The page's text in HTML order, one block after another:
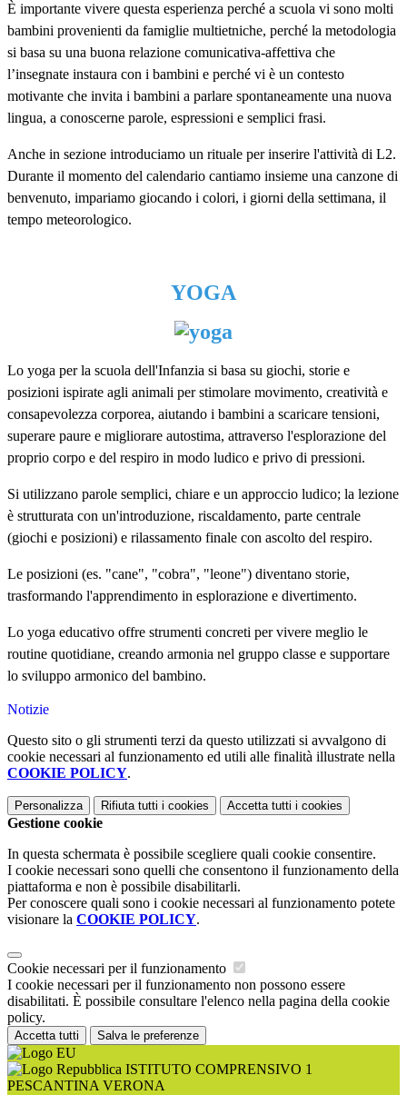
È importante vivere questa esperienza perché a scuola vi sono molti
bambini provenienti da famiglie multietniche, perché la metodologia
si basa su una buona relazione comunicativa-affettiva che
l’insegnate instaura con i bambini e perché vi è un contesto
motivante che invita i bambini a parlare spontaneamente una nuova
lingua, a conoscerne parole, espressioni e semplici frasi.
Anche in sezione introduciamo un rituale per inserire l'attività di L2.
Durante il momento del calendario cantiamo insieme una canzone di
benvenuto, impariamo giocando i colori, i giorni della settimana, il
tempo meteorologico.
YOGA
Lo yoga per la scuola dell'Infanzia si basa su giochi, storie e
posizioni ispirate agli animali per stimolare movimento, creatività e
consapevolezza corporea, aiutando i bambini a scaricare tensioni,
superare paure e migliorare autostima, attraverso l'esplorazione del
proprio corpo e del respiro in modo ludico e privo di pressioni.
Si utilizzano parole semplici, chiare e un approccio ludico; la lezione
è strutturata con un'introduzione, riscaldamento, parte centrale
(giochi e posizioni) e rilassamento finale con ascolto del respiro.
Le posizioni (es. "cane", "cobra", "leone") diventano storie,
trasformando l'apprendimento in esplorazione e divertimento.
Lo yoga educativo offre strumenti concreti per vivere meglio le
routine quotidiane, creando armonia nel gruppo classe e supportare
lo sviluppo armonico del bambino.
Notizie
Questo sito o gli strumenti terzi da questo utilizzati si avvalgono di
cookie necessari al funzionamento ed utili alle finalità illustrate nella
COOKIE POLICY.
Personalizza Rifiuta tutti i cookies Accetta tutti i cookies
Gestione cookie
In questa schermata è possibile scegliere quali cookie consentire.
I cookie necessari sono quelli che consentono il funzionamento della
piattaforma e non è possibile disabilitarli.
Per conoscere quali sono i cookie necessari al funzionamento potete
visionare la COOKIE POLICY.
Cookie necessari per il funzionamento
I cookie necessari per il funzionamento non possono essere
disabilitati. È possibile consultare l'elenco nella pagina della cookie
policy.
Accetta tutti Salva le preferenze
ISTITUTO COMPRENSIVO 1
PESCANTINA VERONA